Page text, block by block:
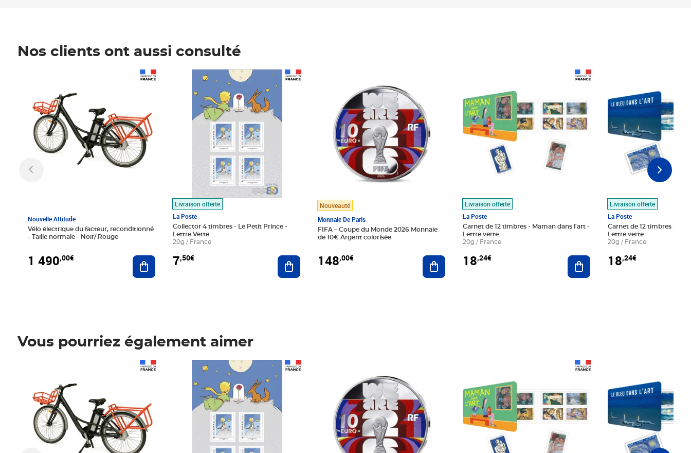
Nos clients ont aussi consulté
Nouvelle Attitude
Vélo électrique du facteur, reconditionné
- Taille normale - Noir/ Rouge
1 490,00€ Ajouter au panier
Livraison offerte
La Poste
Collector 4 timbres - Le Petit Prince -
Lettre Verte
20g / France
7,50€
Prix 7,50€
Ajouter au panier
Nouveauté
Monnaie De Paris
FIFA – Coupe du Monde 2026 Monnaie
de 10€ Argent colorisée
148,00€ Ajouter au panier
Livraison offerte
La Poste
Carnet de 12 timbres - Maman dans l'art -
Lettre verte
20g / France
18,24€ Ajouter au panier
Livraison offerte
La Poste
Carnet de 12 timbres - Le
Lettre verte
20g / France
18,24€
Vous pourriez également aimer
Prix 7,50€